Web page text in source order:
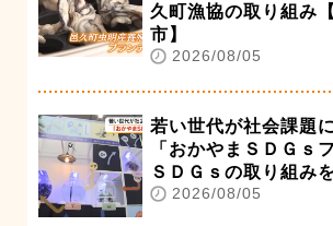
久町漁協の取り組み
市】
2026/08/05
若い世代が社会課題
「おかやまＳＤＧｓ
ＳＤＧｓの取り組み
2026/08/05